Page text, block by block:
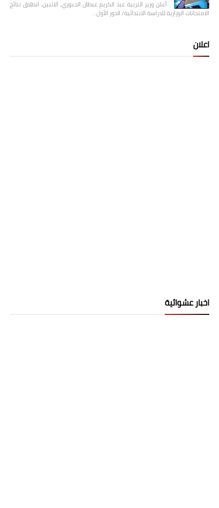
أعلن وزير التربية عبد الكريم عبطان الجبوري، الاثنين، انطلاق نتائج
الامتحانات الوزارية للدراسة الابتدائية/ الدور الأول…
اعلان
اخبار عشوائية